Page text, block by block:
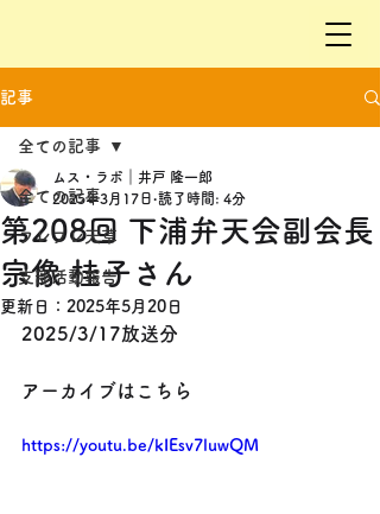
記事
全ての記事
フレフレ天草
支部活動報告
全ての記事
第208回 下浦弁天会副会長
宗像 桂子さん
ムス・ラボ｜井戸 隆一郎
2025年3月17日 読了時間: 4分
更新日： 2025年5月20日
2025/3/17放送分
アーカイブはこちら
https://youtu.be/kIEsv7luwQM